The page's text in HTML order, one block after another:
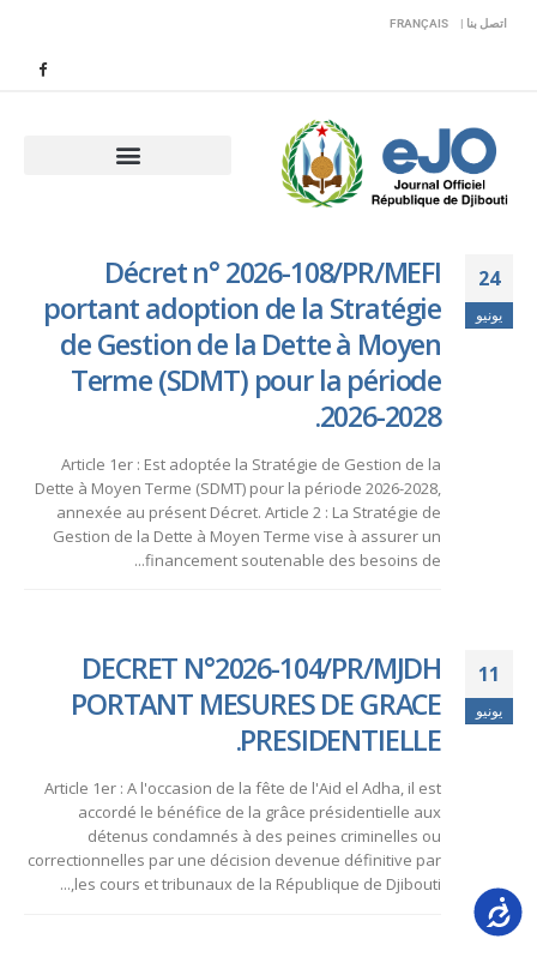
اتصل بنا | FRANÇAIS
24
يونيو
Décret n° 2026-108/PR/MEFI
portant adoption de la Stratégie
de Gestion de la Dette à Moyen
Terme (SDMT) pour la période
2026-2028.
Article 1er : Est adoptée la Stratégie de Gestion de la
Dette à Moyen Terme (SDMT) pour la période 2026-2028,
annexée au présent Décret. Article 2 : La Stratégie de
Gestion de la Dette à Moyen Terme vise à assurer un
financement soutenable des besoins de...
11
يونيو
DECRET N°2026-104/PR/MJDH
PORTANT MESURES DE GRACE
PRESIDENTIELLE.
Article 1er : A l'occasion de la fête de l'Aid el Adha, il est
accordé le bénéfice de la grâce présidentielle aux
détenus condamnés à des peines criminelles ou
correctionnelles par une décision devenue définitive par
les cours et tribunaux de la République de Djibouti,...